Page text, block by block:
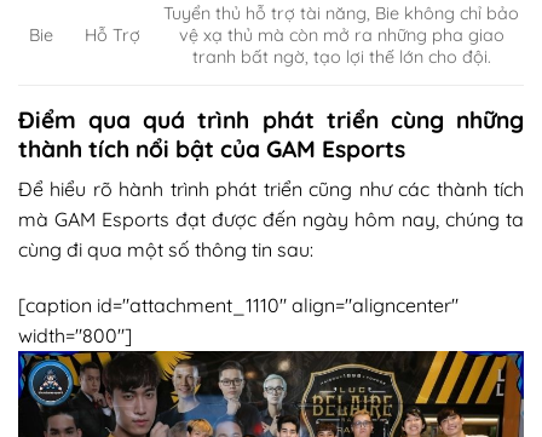
Bie Hỗ Trợ
Tuyển thủ hỗ trợ tài năng, Bie không chỉ bảo
vệ xạ thủ mà còn mở ra những pha giao
tranh bất ngờ, tạo lợi thế lớn cho đội.
Điểm qua quá trình phát triển cùng những
thành tích nổi bật của GAM Esports
Để hiểu rõ hành trình phát triển cũng như các thành tích
mà GAM Esports đạt được đến ngày hôm nay, chúng ta
cùng đi qua một số thông tin sau:
[caption id="attachment_1110" align="aligncenter"
width="800"]